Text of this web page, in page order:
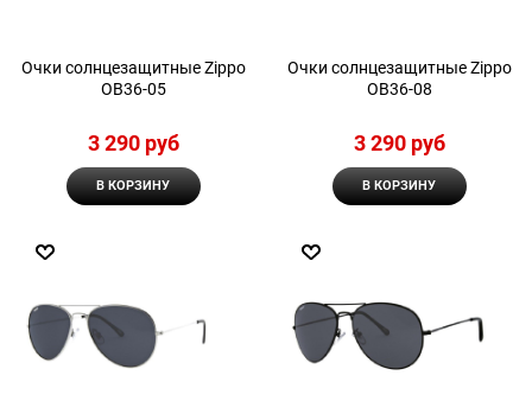
Очки солнцезащитные Zippo
OB36-05
3 290 руб
В КОРЗИНУ
Очки солнцезащитные Zippo
OB36-08
3 290 руб
В КОРЗИНУ